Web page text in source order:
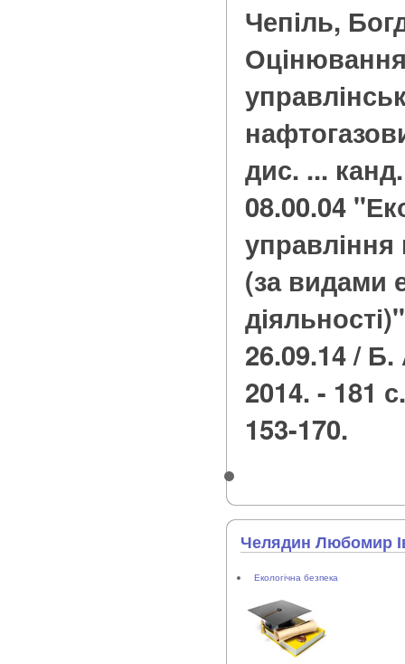
Чепіль,
дис. ...
08.00.04
(за видами
26.09.14 /
2014. - 181
153-170.
Челядин Любомир
Екологічна безпека